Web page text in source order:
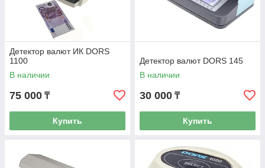
Детектор валют ИК DORS
1100
В наличии
75 000 ₸
Купить
Детектор валют DORS 145
В наличии
30 000 ₸
Купить